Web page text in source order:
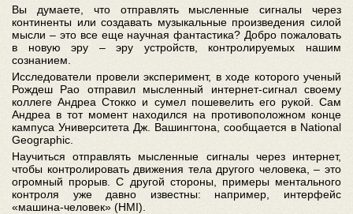
Вы думаете, что отправлять мысленные сигналы через
континенты или создавать музыкальные произведения силой
мысли – это все еще научная фантастика? Добро пожаловать
в новую эру – эру устройств, контролируемых нашим
сознанием.
Исследователи провели эксперимент, в ходе которого ученый
Рождеш Рао отправил мысленный интернет-сигнал своему
коллеге Андреа Стокко и сумел пошевелить его рукой. Сам
Андреа в тот момент находился на противоположном конце
кампуса Университета Дж. Вашингтона, сообщается в National
Geographic.
Научиться отправлять мысленные сигналы через интернет,
чтобы контролировать движения тела другого человека, – это
огромный прорыв. С другой стороны, примеры ментального
контроля уже давно известны: например, интерфейс
«машина-человек» (HMI).